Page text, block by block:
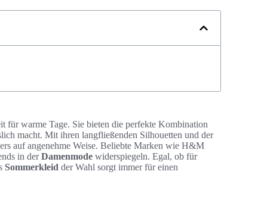
warme Tage. Sie bieten die perfekte Kombination
macht. Mit ihren langfließenden Silhouetten und der
auf angenehme Weise. Beliebte Marken wie H&M
in derDamenmode widerspiegeln. Egal, ob für
Sommerkleid der Wahl sorgt immer für einen